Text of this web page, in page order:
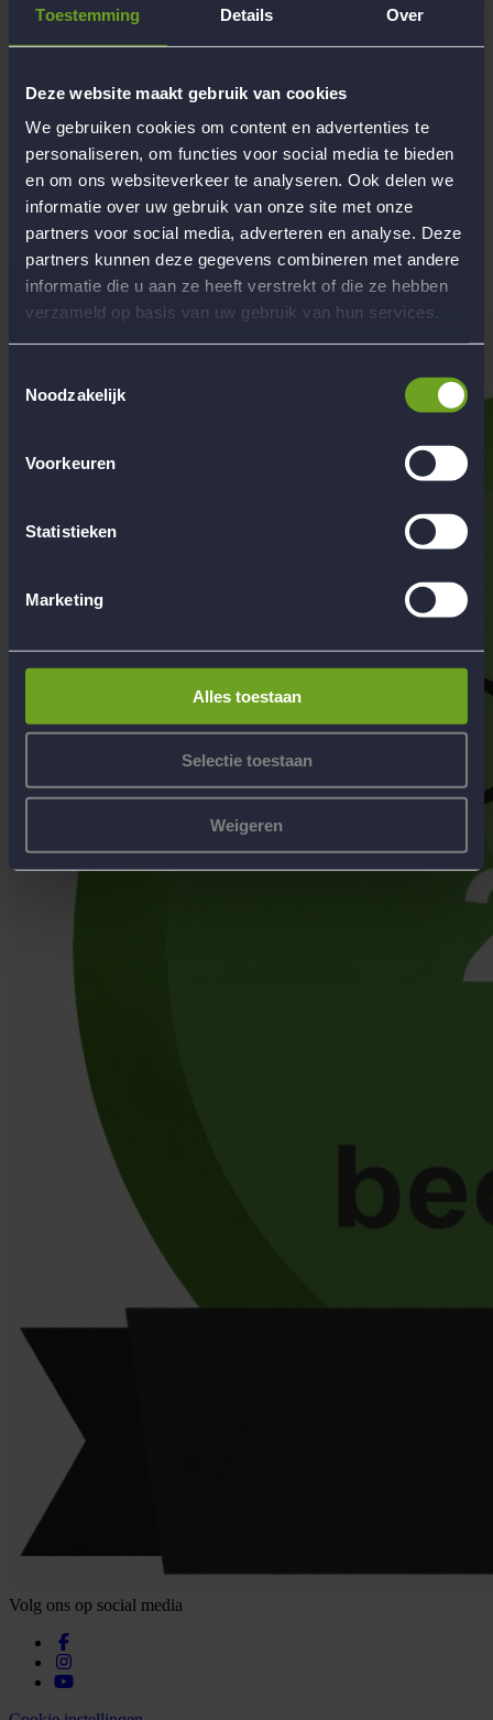
Toestemming Details Over
Deze website maakt gebruik van cookies
We gebruiken cookies om content en advertenties te
personaliseren, om functies voor social media te bieden
en om ons websiteverkeer te analyseren. Ook delen we
informatie over uw gebruik van onze site met onze
partners voor social media, adverteren en analyse. Deze
partners kunnen deze gegevens combineren met andere
informatie die u aan ze heeft verstrekt of die ze hebben
verzameld op basis van uw gebruik van hun services.
Noodzakelijk
Voorkeuren
Statistieken
Marketing
Alles toestaan
Selectie toestaan
Weigeren
Recente reiservaringen met Flow
avonturenreis naar feestelijk Niederau in Tirol, Oostenrijk, 8-
12-Daagse wandelreis naar Vale di Sole, Italië, 6 Heerlijke
Persoonlijke reiservaring
Ik heb twee jaar in Spanje en Frankrijk gewoond. Verder heb
ik gereisd door Europa, in Thailand en Indonesië..
Begeleiding
Werken bij Flow Reizen
Volg ons op social media